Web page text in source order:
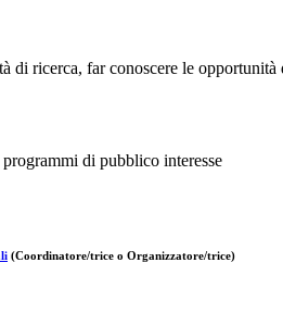
ricerca, far conoscere le
di pubblico interesse
(Coordinatore/trice o Organizzatore/trice)